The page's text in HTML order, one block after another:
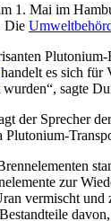
1. Mai im
Die
handelt es sich für
sagte
der Sprecher
zur
vermischt und